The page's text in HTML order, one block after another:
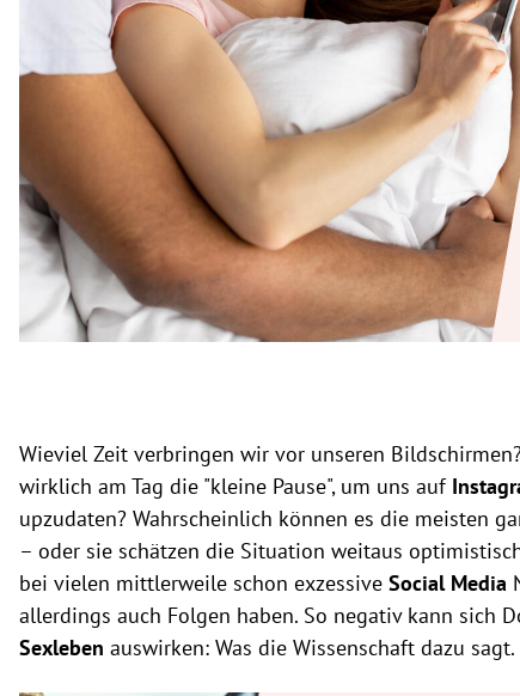
Untermenü
Untermenü
Untermenü
Untermenü
Wieviel Zeit verbringen wir vor unseren
wirklich am Tag die "kleine Pause", um uns auf
upzudaten? Wahrscheinlich können es die meisten
– oder sie schätzen die Situation weitaus
bei vielen mittlerweile schon exzessive Social Media
allerdings auch Folgen haben. So negativ kann sich
Sexleben auswirken: Was die Wissenschaft dazu sagt.